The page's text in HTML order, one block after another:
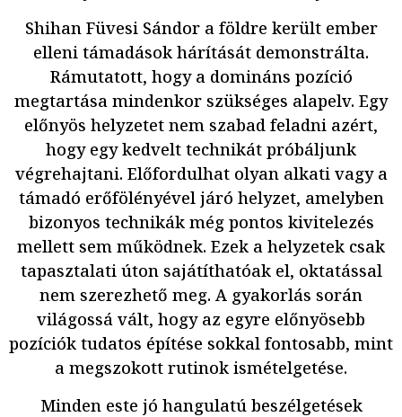
Shihan Füvesi Sándor a földre került ember
elleni támadások hárítását demonstrálta.
Rámutatott, hogy a domináns pozíció
megtartása mindenkor szükséges alapelv. Egy
előnyös helyzetet nem szabad feladni azért,
hogy egy kedvelt technikát próbáljunk
végrehajtani. Előfordulhat olyan alkati vagy a
támadó erőfölényével járó helyzet, amelyben
bizonyos technikák még pontos kivitelezés
mellett sem működnek. Ezek a helyzetek csak
tapasztalati úton sajátíthatóak el, oktatással
nem szerezhető meg. A gyakorlás során
világossá vált, hogy az egyre előnyösebb
pozíciók tudatos építése sokkal fontosabb, mint
a megszokott rutinok ismételgetése.
Minden este jó hangulatú beszélgetések